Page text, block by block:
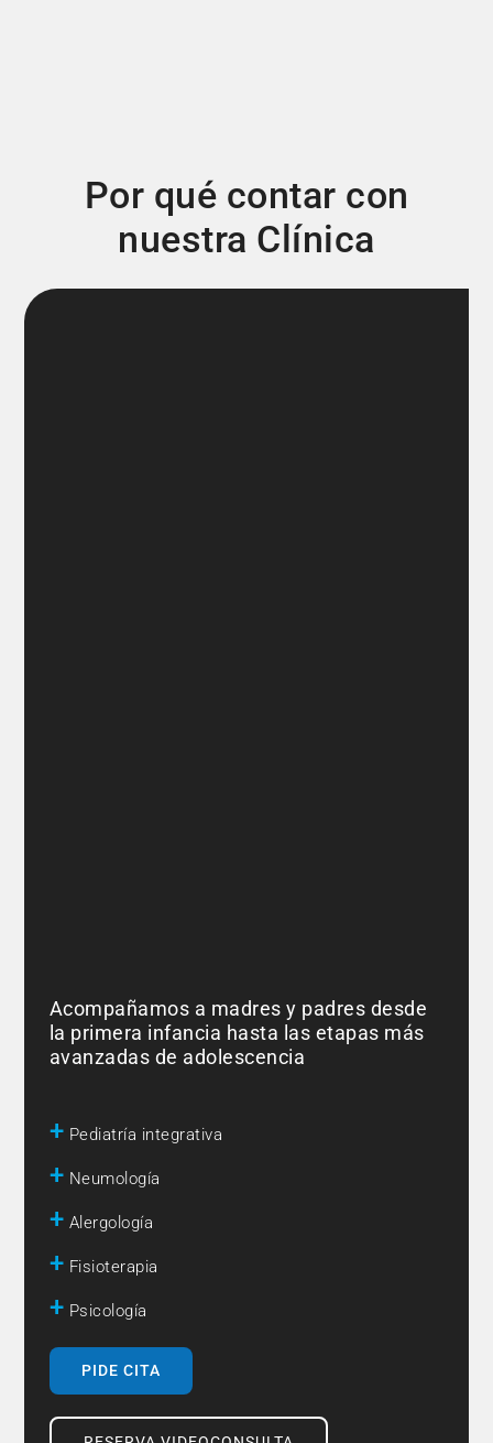
Por qué contar con
nuestra Clínica
Acompañamos a madres y padres desde
la primera infancia hasta las etapas más
avanzadas de adolescencia
+ Pediatría integrativa
+ Neumología
+ Alergología
+ Fisioterapia
+ Psicología
PIDE CITA